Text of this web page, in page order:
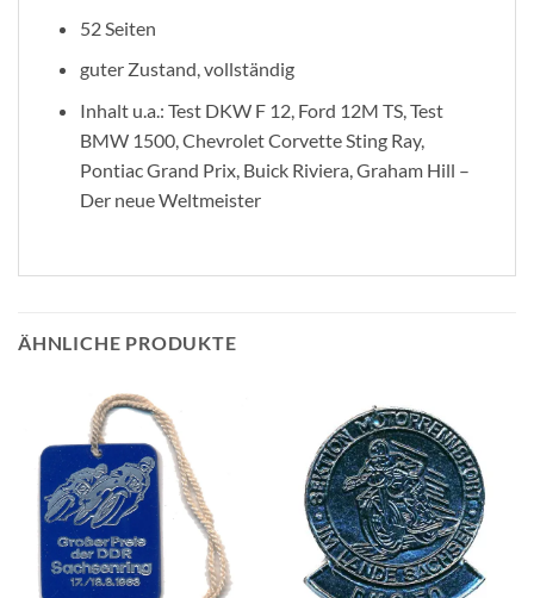
52 Seiten
guter Zustand, vollständig
Inhalt u.a.: Test DKW F 12, Ford 12M TS, Test
BMW 1500, Chevrolet Corvette Sting Ray,
Pontiac Grand Prix, Buick Riviera, Graham Hill –
Der neue Weltmeister
ÄHNLICHE PRODUKTE